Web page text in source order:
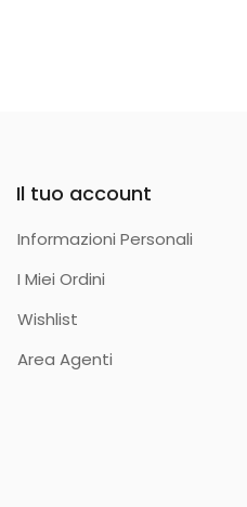
Il tuo account
Informazioni Personali
I Miei Ordini
Wishlist
Area Agenti